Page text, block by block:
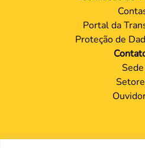
Portal da
Proteção de
Sede